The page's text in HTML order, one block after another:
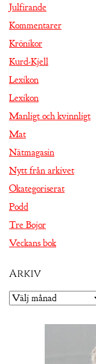
Julfirande
Kommentarer
Krönikor
Kurd-Kjell
Lexikon
Lexikon
Manligt och kvinnligt
Mat
Nätmagasin
Nytt från arkivet
Okategoriserat
Podd
Tre Bojor
Veckans bok
Arkiv
Arkiv